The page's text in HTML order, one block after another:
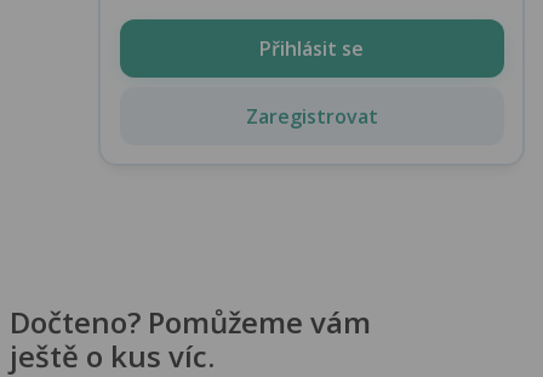
Přihlásit se
Zaregistrovat
Dočteno? Pomůžeme vám
ještě o kus víc.